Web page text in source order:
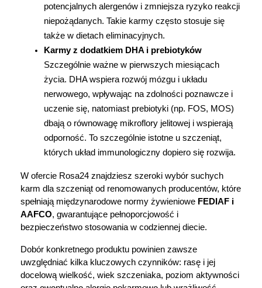
potencjalnych alergenów i zmniejsza ryzyko reakcji
niepożądanych. Takie karmy często stosuje się
także w dietach eliminacyjnych.
Karmy z dodatkiem DHA i prebiotyków
Szczególnie ważne w pierwszych miesiącach
życia. DHA wspiera rozwój mózgu i układu
nerwowego, wpływając na zdolności poznawcze i
uczenie się, natomiast prebiotyki (np. FOS, MOS)
dbają o równowagę mikroflory jelitowej i wspierają
odporność. To szczególnie istotne u szczeniąt,
których układ immunologiczny dopiero się rozwija.
W ofercie Rosa24 znajdziesz szeroki wybór suchych
karm dla szczeniąt od renomowanych producentów, które
spełniają międzynarodowe normy żywieniowe FEDIAF i
AAFCO, gwarantujące pełnoporcjowość i
bezpieczeństwo stosowania w codziennej diecie.
Dobór konkretnego produktu powinien zawsze
uwzględniać kilka kluczowych czynników: rasę i jej
docelową wielkość, wiek szczeniaka, poziom aktywności